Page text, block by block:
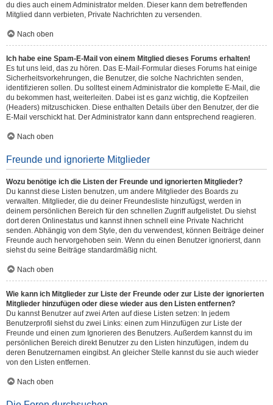
du dies auch einem Administrator melden. Dieser kann dem betreffenden
Mitglied dann verbieten, Private Nachrichten zu versenden.
Nach oben
Ich habe eine Spam-E-Mail von einem Mitglied dieses Forums erhalten!
Es tut uns leid, das zu hören. Das E-Mail-Formular dieses Forums hat einige
Sicherheitsvorkehrungen, die Benutzer, die solche Nachrichten senden,
identifizieren sollen. Du solltest einem Administrator die komplette E-Mail, die
du bekommen hast, weiterleiten. Dabei ist es ganz wichtig, die Kopfzeilen
(Headers) mitzuschicken. Diese enthalten Details über den Benutzer, der die
E-Mail verschickt hat. Der Administrator kann dann entsprechend reagieren.
Nach oben
Freunde und ignorierte Mitglieder
Wozu benötige ich die Listen der Freunde und ignorierten Mitglieder?
Du kannst diese Listen benutzen, um andere Mitglieder des Boards zu
verwalten. Mitglieder, die du deiner Freundesliste hinzufügst, werden in
deinem persönlichen Bereich für den schnellen Zugriff aufgelistet. Du siehst
dort deren Onlinestatus und kannst ihnen schnell eine Private Nachricht
senden. Abhängig von dem Style, den du verwendest, können Beiträge deiner
Freunde auch hervorgehoben sein. Wenn du einen Benutzer ignorierst, dann
siehst du seine Beiträge standardmäßig nicht.
Nach oben
Wie kann ich Mitglieder zur Liste der Freunde oder zur Liste der ignorierten
Mitglieder hinzufügen oder diese wieder aus den Listen entfernen?
Du kannst Benutzer auf zwei Arten auf diese Listen setzen: In jedem
Benutzerprofil siehst du zwei Links: einen zum Hinzufügen zur Liste der
Freunde und einen zum Ignorieren des Benutzers. Außerdem kannst du im
persönlichen Bereich direkt Benutzer zu den Listen hinzufügen, indem du
deren Benutzernamen eingibst. An gleicher Stelle kannst du sie auch wieder
von den Listen entfernen.
Nach oben